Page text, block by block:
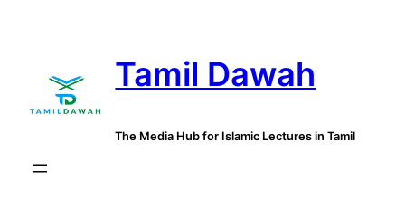
Tamil Dawah
The Media Hub for Islamic Lectures in Tamil